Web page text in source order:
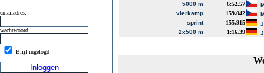
emailadres:
wachtwoord:
Blijf ingelogd
5000 m
6:52.57
vierkamp
159.042
sprint
155.915
2x500 m
1:16.39